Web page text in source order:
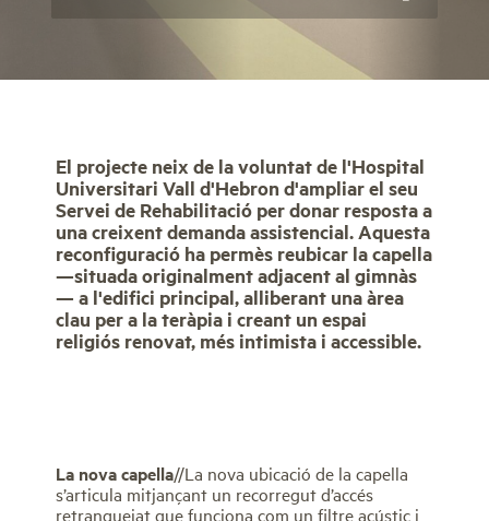
El projecte neix de la voluntat de l'Hospital
Universitari Vall d'Hebron d'ampliar el seu
Servei de Rehabilitació per donar resposta a
una creixent demanda assistencial. Aquesta
reconfiguració ha permès reubicar la capella
—situada originalment adjacent al gimnàs
— a l'edifici principal, alliberant una àrea
clau per a la teràpia i creant un espai
religiós renovat, més intimista i accessible.
La nova capella//La nova ubicació de la capella
s’articula mitjançant un recorregut d’accés
retranquejat que funciona com un filtre acústic i